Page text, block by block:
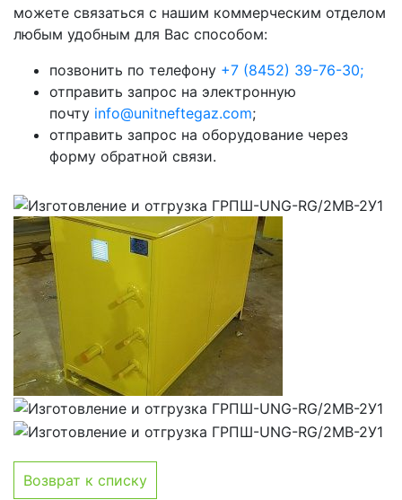
можете связаться с нашим коммерческим отделом
любым удобным для Вас способом:
позвонить по телефону +7 (8452) 39-76-30;
отправить запрос на электронную
почту info@unitneftegaz.com;
отправить запрос на оборудование через
форму обратной связи.
Возврат к списку